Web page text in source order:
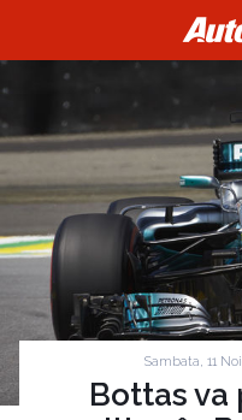
Sambata, 11
Bottas va